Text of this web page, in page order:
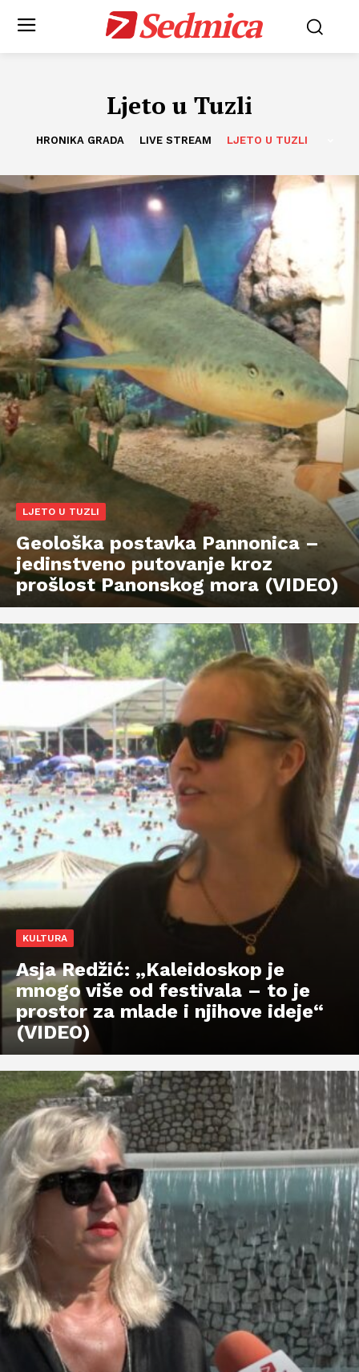
Sedmica
Ljeto u Tuzli
HRONIKA GRADA LIVE STREAM LJETO U TUZLI
LJETO U TUZLI
Geološka postavka Pannonica –
jedinstveno putovanje kroz
prošlost Panonskog mora (VIDEO)
KULTURA
Asja Redžić: „Kaleidoskop je
mnogo više od festivala – to je
prostor za mlade i njihove ideje“
(VIDEO)